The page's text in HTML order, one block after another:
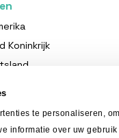
te personaliseren,
informatie over uw
Koninkrijk